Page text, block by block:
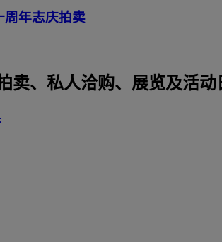
周年志庆拍卖
卖、私人洽购、展览及活动